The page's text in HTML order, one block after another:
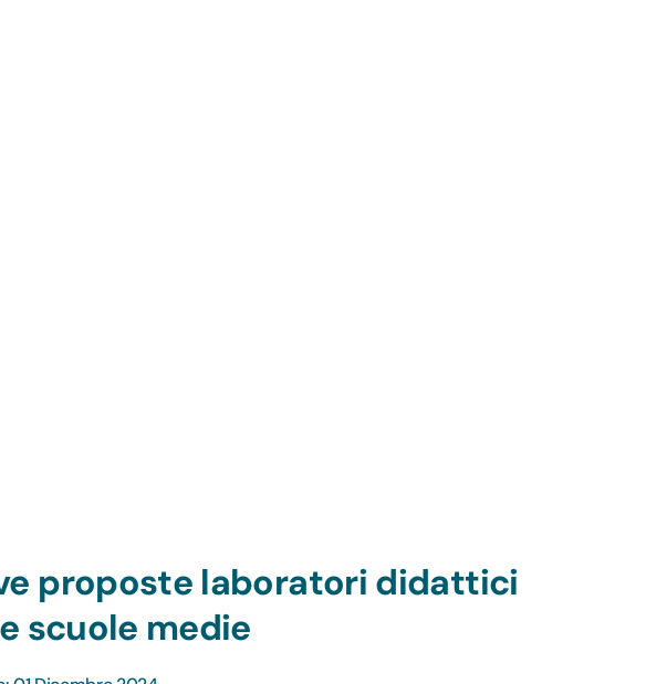
proposte laboratori didattici
scuole medie